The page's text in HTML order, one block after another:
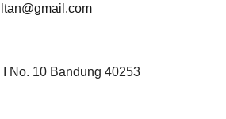
com
No. 10 Bandung 40253